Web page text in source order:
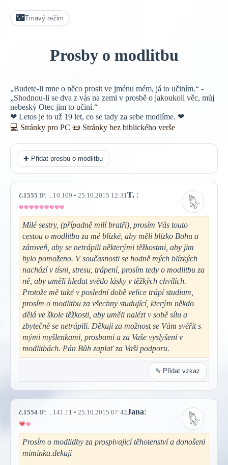
🌃Tmavý režim
Prosby o modlitbu
„Budete-li mne o něco prosit ve jménu mém, já to učiním.“ -
„Shodnou-li se dva z vás na zemi v prosbě o jakoukoli věc, můj
nebeský Otec jim to učiní.“
❤ Letos je to už 19 let, co se tady za sebe modlíme. ❤
💻 Stránky pro PC 📜 Stránky bez biblického verše
✚ Přidat prosbu o modlitbu
č.1555 IP: ...10.109 • 25.10.2015 12:31 T. :
Milé sestry, (případně milí bratři), prosím Vás touto
cestou o modlitbu za mé blízké, aby měli blízko Bohu a
zároveň, aby se netrápili některými těžkostmi, aby jim
bylo pomoženo. V současnosti se hodně mých blízkých
nachází v tísni, stresu, trápení, prosím tedy o modlitbu za
ně, aby uměli hledat světlo lásky v těžkých chvílích.
Protože mě také v poslední době velice trápí studium,
prosím o modlitbu za všechny studující, kterým někdo
dělá ve škole těžkosti, aby uměli nalézt v sobě sílu a
zbytečně se netrápili. Děkuji za možnost se Vám svěřit s
mými myšlenkami, prosbami a za Vaše vyslyšení v
modlitbách. Pán Bůh zaplať za Vaši podporu.
✎ Přidat vzkaz
č.1554 IP: ...141.11 • 25.10.2015 07:42Jana:
Prosím o modlidby za prospivajicí těhotenství a donošeni
miminka.dekuji